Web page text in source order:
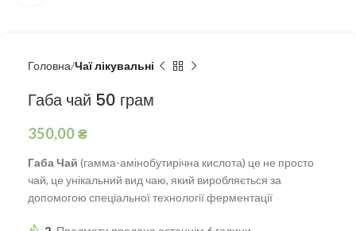
Головна Чаї лікувальні
Габа чай 50 грам
350,00₴
Габа Чай (гамма-амінобутирічна кислота) це не просто
чай, це унікальний вид чаю, який виробляється за
допомогою спеціальної технології ферментації